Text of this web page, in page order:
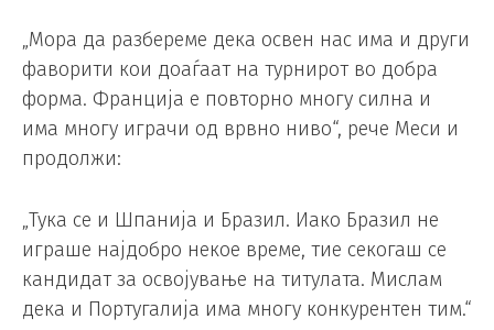
„Мора да разбереме дека освен нас има и други
фаворити кои доаѓаат на турнирот во добра
форма. Франција е повторно многу силна и
има многу играчи од врвно ниво“, рече Меси и
продолжи:
„Тука се и Шпанија и Бразил. Иако Бразил не
играше најдобро некое време, тие секогаш се
кандидат за освојување на титулата. Мислам
дека и Португалија има многу конкурентен тим.“